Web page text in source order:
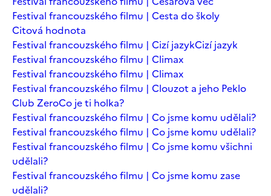
Festival francouzského filmu | Cesta do školy
Citová hodnota
Festival francouzského filmu | Cizí jazykCizí jazyk
Festival francouzského filmu | Climax
Festival francouzského filmu | Climax
Festival francouzského filmu | Clouzot a jeho Peklo
Club ZeroCo je ti holka?
Festival francouzského filmu | Co jsme komu udělali?
Festival francouzského filmu | Co jsme komu udělali?
Festival francouzského filmu | Co jsme komu všichni
udělali?
Festival francouzského filmu | Co jsme komu zase
udělali?